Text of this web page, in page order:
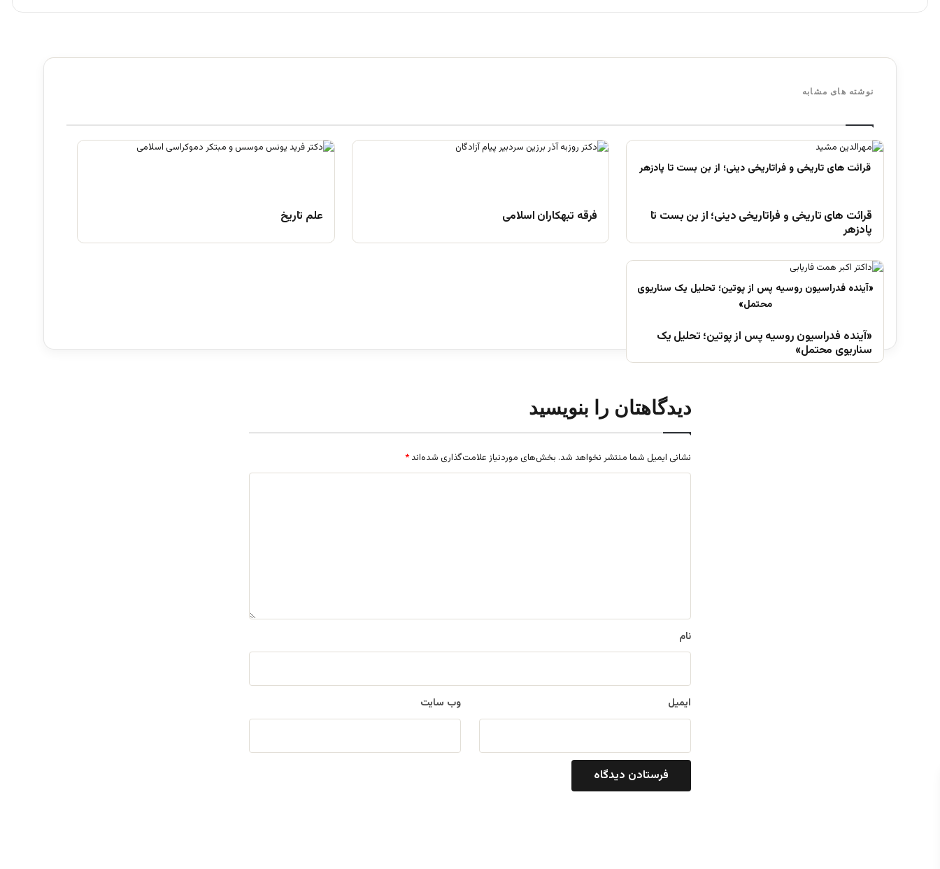
نوشته های مشابه
قرائت های تاریخی و فراتاریخی دینی؛ از بن بست تا
پادزهر
فرقه تبهکاران اسلامی علم تاریخ
«آینده فدراسیون روسیه پس از پوتین؛ تحلیل یک
سناریوی محتمل»
دیدگاهتان را بنویسید
نشانی ایمیل شما منتشر نخواهد شد. بخش‌های موردنیاز علامت‌گذاری شده‌اند *
نام
ایمیل وب‌ سایت